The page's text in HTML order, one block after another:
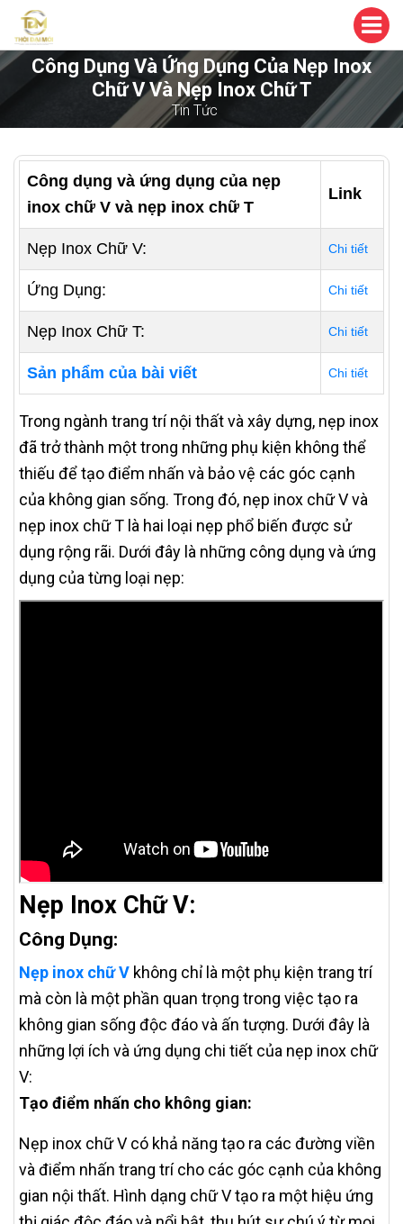
Công Dụng Và Ứng Dụng Của Nẹp Inox
Chữ V Và Nẹp Inox Chữ T
Tin Tức
Công dụng và ứng dụng của nẹp
inox chữ V và nẹp inox chữ T
Link
Nẹp Inox Chữ V: Chi tiết
Ứng Dụng: Chi tiết
Nẹp Inox Chữ T: Chi tiết
Sản phẩm của bài viết Chi tiết
Trong ngành trang trí nội thất và xây dựng, nẹp inox
đã trở thành một trong những phụ kiện không thể
thiếu để tạo điểm nhấn và bảo vệ các góc cạnh
của không gian sống. Trong đó, nẹp inox chữ V và
nẹp inox chữ T là hai loại nẹp phổ biến được sử
dụng rộng rãi. Dưới đây là những công dụng và ứng
dụng của từng loại nẹp:
Nẹp Inox Chữ V:
Công Dụng:
Nẹp inox chữ V không chỉ là một phụ kiện trang trí
mà còn là một phần quan trọng trong việc tạo ra
không gian sống độc đáo và ấn tượng. Dưới đây là
những lợi ích và ứng dụng chi tiết của nẹp inox chữ
V:
Tạo điểm nhấn cho không gian:
Nẹp inox chữ V có khả năng tạo ra các đường viền
và điểm nhấn trang trí cho các góc cạnh của không
gian nội thất. Hình dạng chữ V tạo ra một hiệu ứng